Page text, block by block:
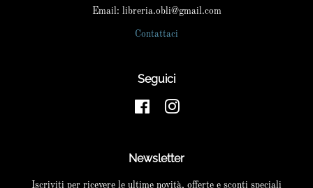
Email: libreria.obli@gmail.com
Contattaci
Seguici
FacebookInstagram
Newsletter
Iscriviti per ricevere le ultime novità, offerte e sconti speciali